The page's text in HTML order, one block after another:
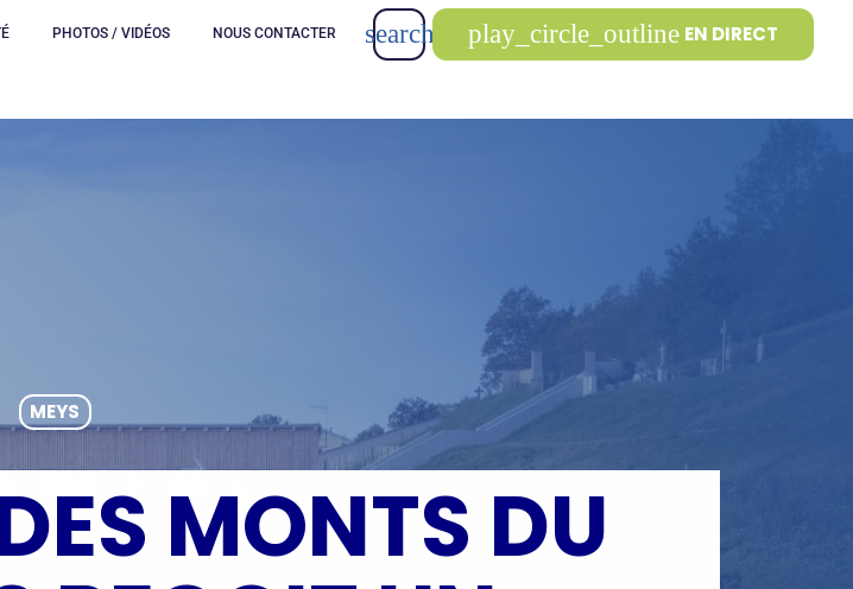
PHOTOS / VIDÉOS NOUS CONTACTER search play_circle_outline EN DIRECT
MEYS
MONTS DU